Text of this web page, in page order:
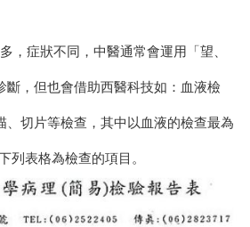
症狀不同，中醫通常會運用「望、
斷，但也會借助西醫科技如：血液檢
、切片等檢查，其中以血液的檢查最為
列表格為檢查的項目。